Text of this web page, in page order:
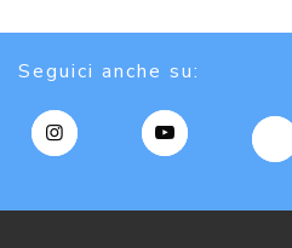
Seguici anche su: